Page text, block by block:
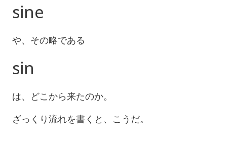
sine
や、その略である
sin
は、どこから来たのか。
ざっくり流れを書くと、こうだ。